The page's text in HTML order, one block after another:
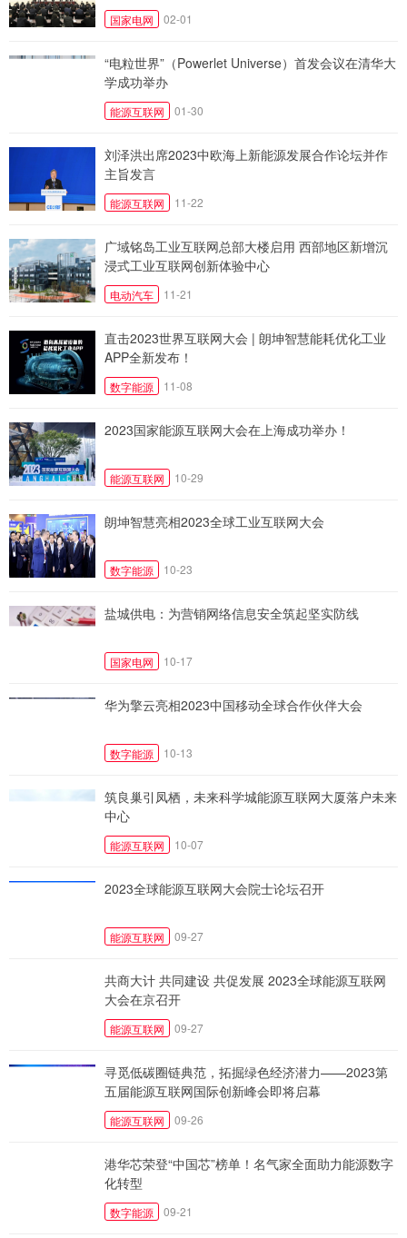
国家电网 02-01
“电粒世界”（Powerlet Universe）首发会议在清华大
学成功举办
能源互联网 01-30
刘泽洪出席2023中欧海上新能源发展合作论坛并作
主旨发言
能源互联网 11-22
广域铭岛工业互联网总部大楼启用 西部地区新增沉
浸式工业互联网创新体验中心
电动汽车 11-21
直击2023世界互联网大会 | 朗坤智慧能耗优化工业
APP全新发布！
数字能源 11-08
2023国家能源互联网大会在上海成功举办！
能源互联网 10-29
朗坤智慧亮相2023全球工业互联网大会
数字能源 10-23
盐城供电：为营销网络信息安全筑起坚实防线
国家电网 10-17
华为擎云亮相2023中国移动全球合作伙伴大会
数字能源 10-13
筑良巢引凤栖，未来科学城能源互联网大厦落户未来
中心
能源互联网 10-07
2023全球能源互联网大会院士论坛召开
能源互联网 09-27
共商大计 共同建设 共促发展 2023全球能源互联网
大会在京召开
能源互联网 09-27
寻觅低碳圈链典范，拓掘绿色经济潜力——2023第
五届能源互联网国际创新峰会即将启幕
能源互联网 09-26
港华芯荣登“中国芯”榜单！名气家全面助力能源数字
化转型
数字能源 09-21